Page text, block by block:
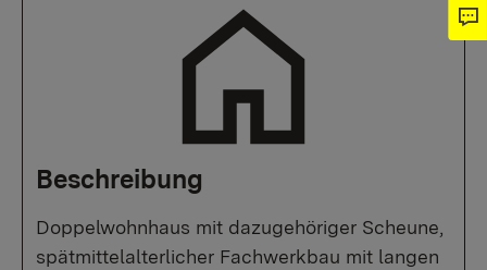
Beschreibung
Doppelwohnhaus mit dazugehöriger Scheune,
spätmittelalterlicher Fachwerkbau mit langen